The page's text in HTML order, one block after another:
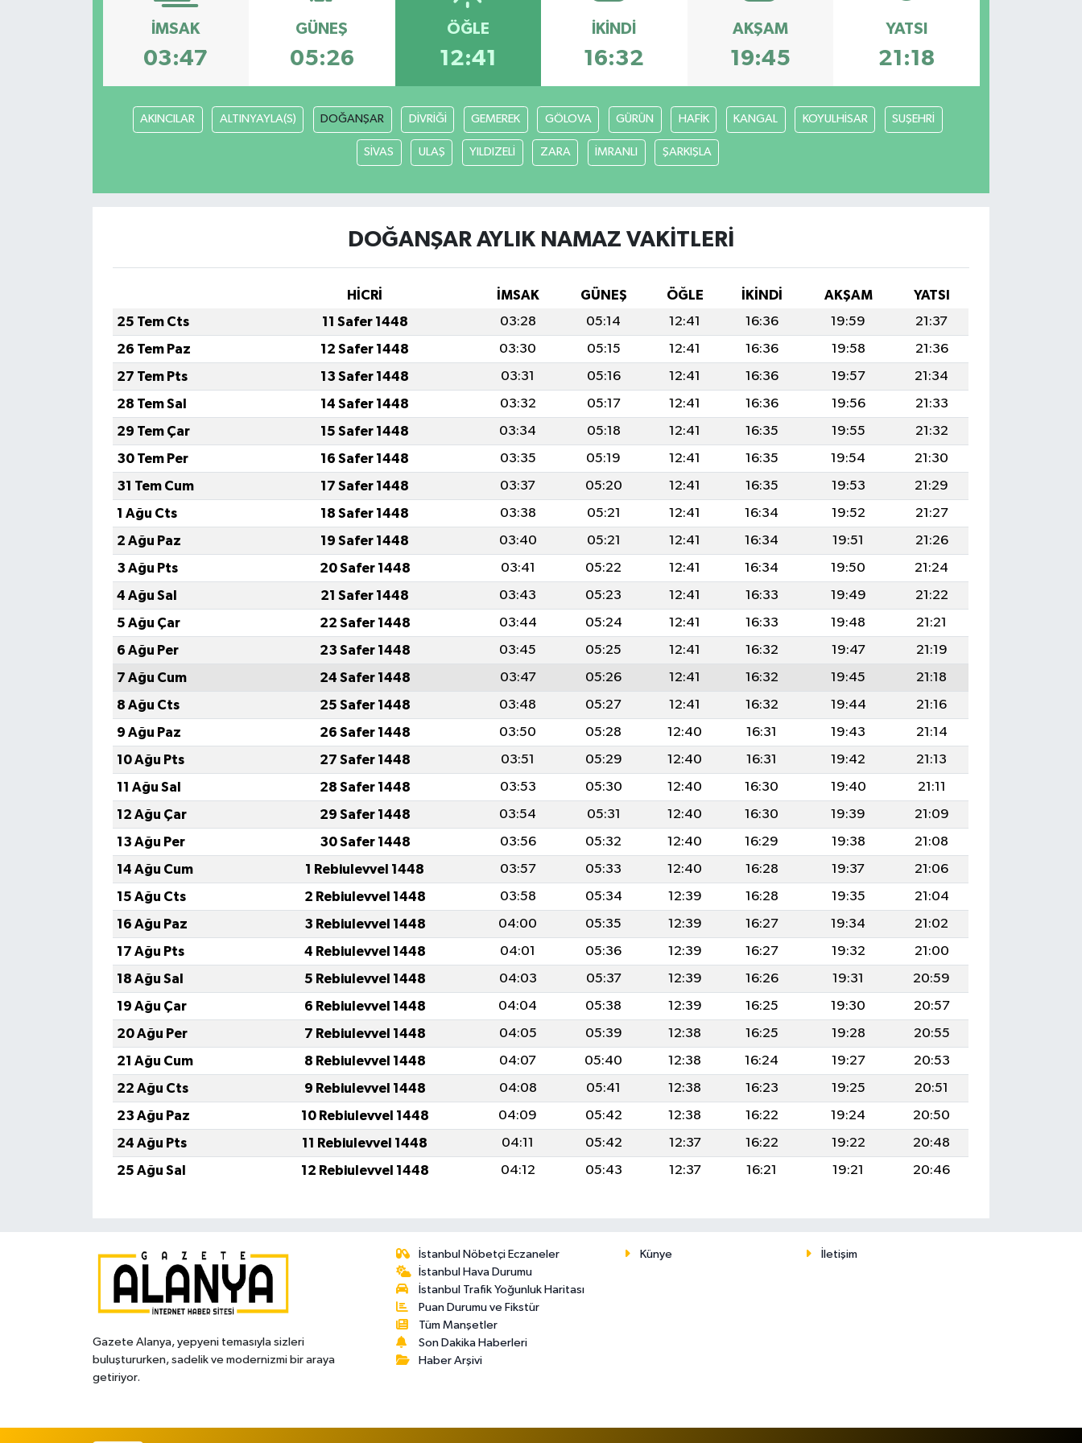
İMSAK
03:47
GÜNEŞ
05:26
ÖĞLE
12:41
İKINDI
16:32
AKŞAM
19:45
YATSI
21:18
AKINCILAR ALTINYAYLA(S) DOĞANŞAR DİVRİĞİ GEMEREK GÖLOVA GÜRÜN HAFİK KANGAL KOYULHİSAR SUŞEHRİ
SİVAS ULAŞ YILDIZELİ ZARA İMRANLI ŞARKIŞLA
DOĞANŞAR AYLIK NAMAZ VAKITLERI
HİCRİ İMSAK GÜNEŞ ÖĞLE İKINDI AKŞAM
YATSI
25 Tem Cts
11 Safer 1448 03:28 05:14 12:41 16:36 19:59
21:37
26 Tem Paz
12 Safer 1448 03:30 05:15 12:41 16:36 19:58
21:36
27 Tem Pts
13 Safer 1448 03:31 05:16 12:41 16:36 19:57
21:34
28 Tem Sal
14 Safer 1448 03:32 05:17 12:41 16:36 19:56
21:33
29 Tem Çar
15 Safer 1448 03:34 05:18 12:41 16:35 19:55
21:32
30 Tem Per
16 Safer 1448 03:35 05:19 12:41 16:35 19:54
21:30
31 Tem Cum
17 Safer 1448 03:37 05:20 12:41 16:35 19:53
21:29
1 Ağu Cts
18 Safer 1448 03:38 05:21 12:41 16:34 19:52
21:27
2 Ağu Paz
19 Safer 1448 03:40 05:21 12:41 16:34 19:51
21:26
3 Ağu Pts
20 Safer 1448 03:41 05:22 12:41 16:34 19:50
21:24
4 Ağu Sal
21 Safer 1448 03:43 05:23 12:41 16:33 19:49
21:22
5 Ağu Çar
22 Safer 1448 03:44 05:24 12:41 16:33 19:48
21:21
6 Ağu Per
23 Safer 1448 03:45 05:25 12:41 16:32 19:47
21:19
7 Ağu Cum
24 Safer 1448 03:47 05:26 12:41 16:32 19:45
21:18
8 Ağu Cts
25 Safer 1448 03:48 05:27 12:41 16:32 19:44
21:16
9 Ağu Paz
26 Safer 1448 03:50 05:28 12:40 16:31 19:43
21:14
10 Ağu Pts
27 Safer 1448 03:51 05:29 12:40 16:31 19:42
21:13
11 Ağu Sal
28 Safer 1448 03:53 05:30 12:40 16:30 19:40
21:11
12 Ağu Çar
29 Safer 1448 03:54 05:31 12:40 16:30 19:39
21:09
13 Ağu Per
30 Safer 1448 03:56 05:32 12:40 16:29 19:38
21:08
14 Ağu Cum
1 Rebiulevvel 1448 03:57 05:33 12:40 16:28 19:37
21:06
15 Ağu Cts
2 Rebiulevvel 1448 03:58 05:34 12:39 16:28 19:35
21:04
16 Ağu Paz
3 Rebiulevvel 1448 04:00 05:35 12:39 16:27 19:34
21:02
17 Ağu Pts
4 Rebiulevvel 1448 04:01 05:36 12:39 16:27 19:32
21:00
18 Ağu Sal
5 Rebiulevvel 1448 04:03 05:37 12:39 16:26 19:31
20:59
19 Ağu Çar
6 Rebiulevvel 1448 04:04 05:38 12:39 16:25 19:30
20:57
20 Ağu Per
7 Rebiulevvel 1448 04:05 05:39 12:38 16:25 19:28
20:55
21 Ağu Cum
8 Rebiulevvel 1448 04:07 05:40 12:38 16:24 19:27
20:53
22 Ağu Cts
9 Rebiulevvel 1448 04:08 05:41 12:38 16:23 19:25
20:51
23 Ağu Paz
10 Rebiulevvel 1448 04:09 05:42 12:38 16:22 19:24
20:50
24 Ağu Pts
11 Rebiulevvel 1448 04:11 05:42 12:37 16:22 19:22
20:48
25 Ağu Sal
12 Rebiulevvel 1448 04:12 05:43 12:37 16:21 19:21 20:46
Gazete Alanya, yepyeni temasıyla sizleri
buluştururken, sadelik ve modernizmi bir araya
getiriyor.
İstanbul Nöbetçi Eczaneler
İstanbul Hava Durumu
İstanbul Trafik Yoğunluk Haritası
Puan Durumu ve Fikstür
Tüm Manşetler
Son Dakika Haberleri
Haber Arşivi
Künye İletişim